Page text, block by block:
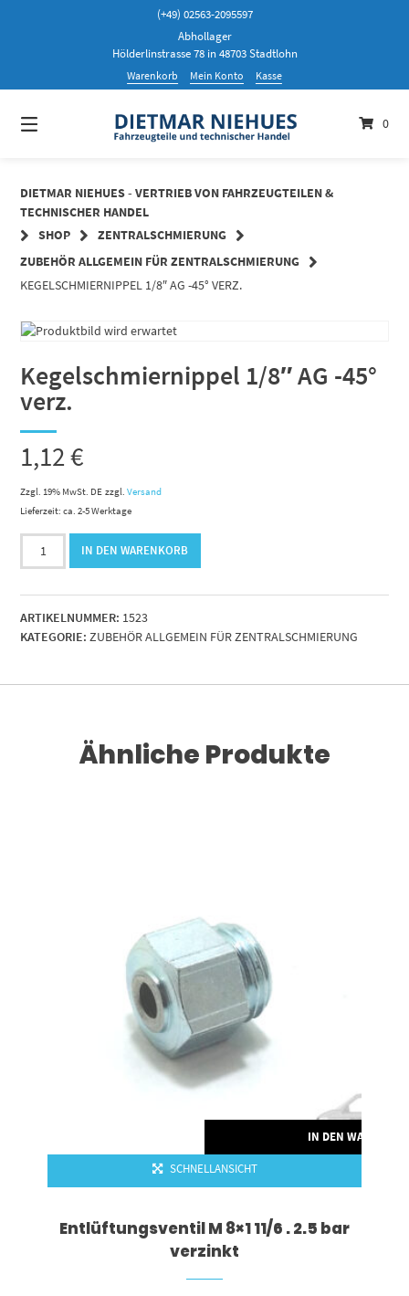
(+49) 02563-2095597
Abhollager
Hölderlinstrasse 78 in 48703 Stadtlohn
Warenkorb Mein Konto Kasse
0
DIETMAR NIEHUES - VERTRIEB VON FAHRZEUGTEILEN &
TECHNISCHER HANDEL
SHOP
ZENTRALSCHMIERUNG
ZUBEHÖR ALLGEMEIN FÜR ZENTRALSCHMIERUNG
KEGELSCHMIERNIPPEL 1/8″ AG -45° VERZ.
Kegelschmiernippel 1/8″ AG -45°
verz.
1,12€
Zzgl. 19% MwSt. DE zzgl.Versand
Lieferzeit: ca. 2-5 Werktage
Kegelschmiernippel
1/8"
-45°
verz.
Menge
IN DEN WARENKORB
ARTIKELNUMMER: 1523
KATEGORIE: ZUBEHÖR ALLGEMEIN FÜR ZENTRALSCHMIERUNG
Ähnliche Produkte
IN DEN
SCHNELLANSICHT
Entlüftungsventil M 8×1 11/6 . 2.5 bar
verzinkt